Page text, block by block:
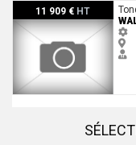
11 909 € HT
Walker D21D